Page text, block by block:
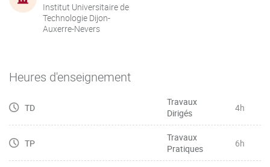
Institut Universitaire de
Technologie Dijon-
Auxerre-Nevers
Heures d'enseignement
TD
Travaux
Dirigés
4h
TP
Travaux
Pratiques
6h